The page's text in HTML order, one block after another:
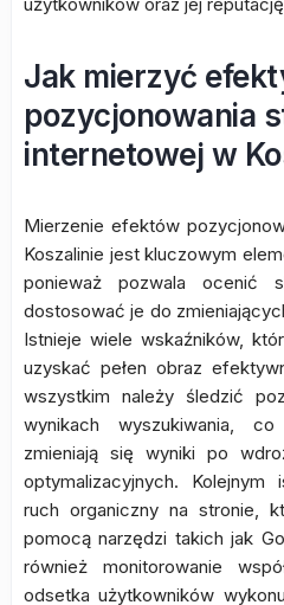
Jak mierzyć
pozycjonowania
internetowej w
Mierzenie efektów
Koszalinie jest kluczowym
ponieważ pozwala ocenić
dostosować je do
Istnieje wiele wskaźników,
uzyskać pełen obraz
wszystkim należy śledzić
wynikach wyszukiwania,
zmieniają się wyniki po
optymalizacyjnych.
ruch organiczny na stronie,
pomocą narzędzi takich jak
również monitorowanie
odsetka użytkowników